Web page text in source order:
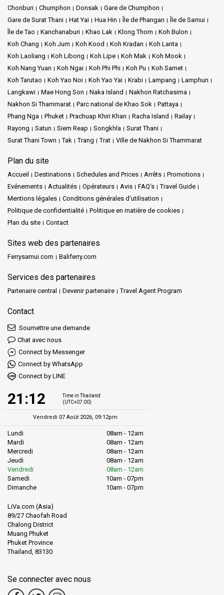
Chonburi
Chumphon Donsak
Gare de Chumphon
Gare de Surat Thani
Hat Yai Hua Hin Île de Phangan
Île de Samui
Île de Tao
Kanchanaburi Khao Lak Klong Thom
Koh Bulon
Koh Chang
Koh Jum Koh Kood Koh Kradan
Koh Lanta
Koh Laoliang
Koh Libong Koh Lipe Koh Mak
Koh Mook
Koh Nang Yuan
Koh Ngai Koh Phi Phi Koh Pu
Koh Samet
Koh Tarutao
Koh Yao Noi Koh Yao Yai Krabi Lampang
Lamphun
Langkawi
Mae Hong Son Naka Island
Nakhon Ratchasima
Nakhon Si Thammarat
Parc national de Khao Sok
Pattaya
Phang Nga
Phuket Prachuap Khiri Khan Racha Island
Railay
Rayong
Satun Siem Reap Songkhla
Surat Thani
Surat Thani Town
Tak Trang Trat Ville de Nakhon Si Thammarat
Plan du site
Accueil Destinations Schedules and Prices Arrêts
Promotions
Evénements
Actualités Opérateurs Avis FAQ's
Travel Guide
Mentions légales
Conditions générales d'utilisation
Politique de confidentialité
Politique en matière de cookies
Plan du site
Contact
Sites web des partenaires
Ferrysamui.com Baliferry.com
Services des partenaires
Partenaire central Devenir partenaire Travel Agent Program
Contact
Soumettre une demande
Chat avec nous
Connect by Messenger
Connect by WhatsApp
Connect by LINE
21:12
Time in Thailand
(UTC+07:00)
Vendredi 07 Août 2026, 09:12pm
Lundi
08am - 12am
Mardi
08am - 12am
Mercredi
08am - 12am
Jeudi
08am - 12am
Vendredi
08am - 12am
Samedi
10am - 07pm
Dimanche
10am - 07pm
LiVa.com (Asia)
89/27 Chaofah Road
Chalong District
Muang Phuket
Phuket Province
Thailand, 83130
Se connecter avec nous